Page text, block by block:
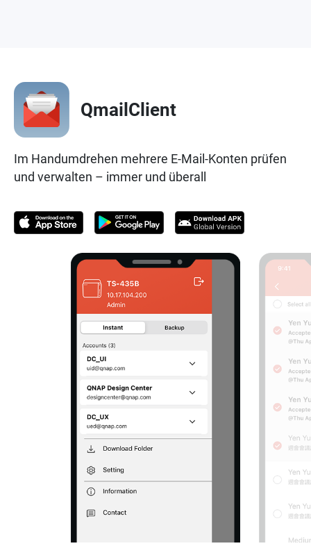
QmailClient
Im Handumdrehen mehrere E-Mail-Konten prüfen
und verwalten – immer und überall